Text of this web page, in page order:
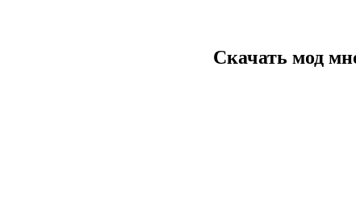
Скачать мод